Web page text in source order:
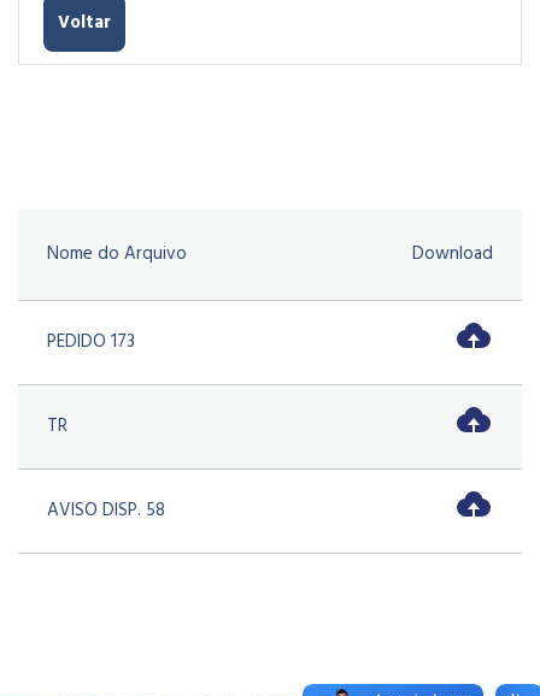
Voltar
Nome do Arquivo Download
PEDIDO 173
TR
AVISO DISP. 58